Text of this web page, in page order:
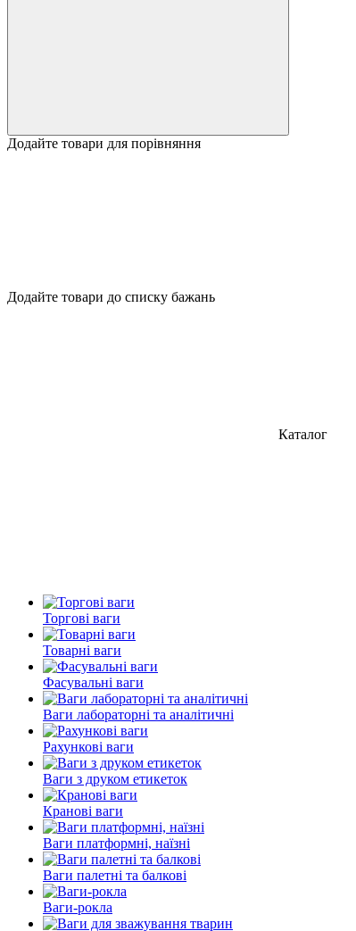
Додайте товари для порівняння
Додайте товари до списку бажань
Каталог
Торгові ваги
Товарні ваги
Фасувальні ваги
Ваги лабораторні та аналітичні
Рахункові ваги
Ваги з друком етикеток
Кранові ваги
Ваги платформні, наїзні
Ваги палетні та балкові
Ваги-рокла